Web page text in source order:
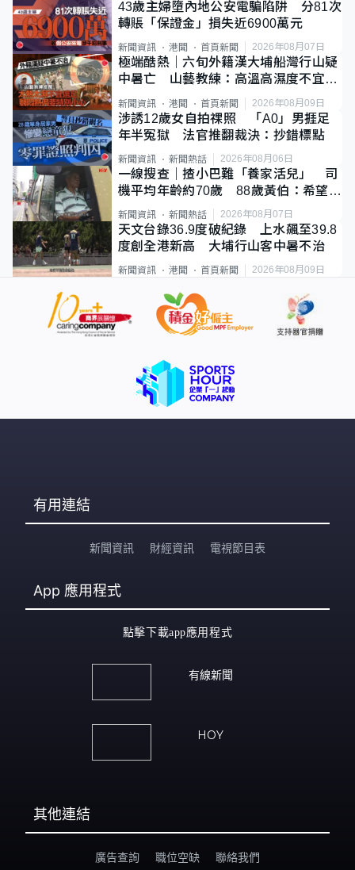
43歲主婦墮內地公安電騙陷阱 分81次
轉賬「保證金」損失近6900萬元
新聞資訊 港聞 首頁新聞 2026年08月07日
極端酷熱｜六旬外籍漢大埔船灣行山疑
中暑亡 山藝教練：高溫高濕度不宜遠
新聞資訊 港聞 首頁新聞 2026年08月09日
涉誘12歲女自拍祼照 「A0」男捱足
年半冤獄 法官推翻裁決：抄錯標點
新聞資訊 新聞熱話 2026年08月06日
一線搜查｜揸小巴難「養家活兒」 司
機平均年齡約70歲 88歲黃伯：希望一
直揸落去
新聞資訊 新聞熱話 2026年08月07日
天文台錄36.9度破紀錄 上水飆至39.8
度創全港新高 大埔行山客中暑不治
新聞資訊 港聞 首頁新聞 2026年08月09日
有用連結
新聞資訊 財經資訊 電視節目表
App 應用程式
點擊下載app應用程式
有線新聞
HOY
其他連結
廣告查詢 職位空缺 聯絡我們